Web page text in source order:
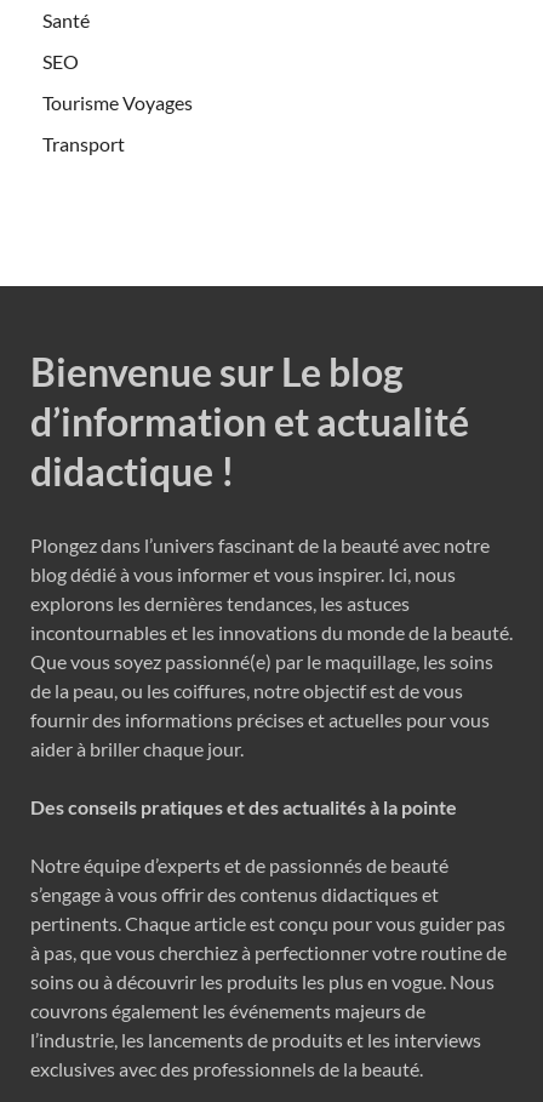
Santé
SEO
Tourisme Voyages
Transport
Bienvenue sur Le blog
d’information et actualité
didactique !
Plongez dans l’univers fascinant de la beauté avec notre
blog dédié à vous informer et vous inspirer. Ici, nous
explorons les dernières tendances, les astuces
incontournables et les innovations du monde de la beauté.
Que vous soyez passionné(e) par le maquillage, les soins
de la peau, ou les coiffures, notre objectif est de vous
fournir des informations précises et actuelles pour vous
aider à briller chaque jour.
Des conseils pratiques et des actualités à la pointe
Notre équipe d’experts et de passionnés de beauté
s’engage à vous offrir des contenus didactiques et
pertinents. Chaque article est conçu pour vous guider pas
à pas, que vous cherchiez à perfectionner votre routine de
soins ou à découvrir les produits les plus en vogue. Nous
couvrons également les événements majeurs de
l’industrie, les lancements de produits et les interviews
exclusives avec des professionnels de la beauté.